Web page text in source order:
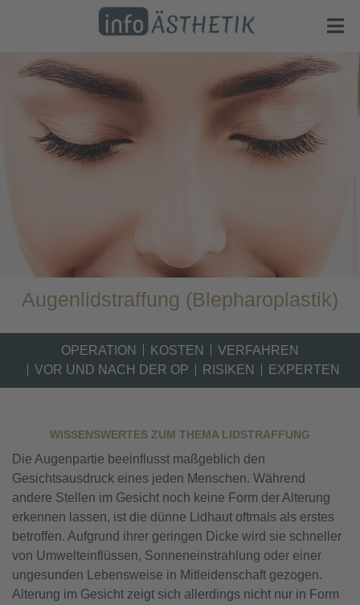
Augenlidstraffung (Blepharoplastik)
OPERATION KOSTEN
VERFAHREN
VOR UND NACH DER OP
RISIKEN EXPERTEN
WISSENSWERTES ZUM THEMA LIDSTRAFFUNG
Die Augenpartie beeinflusst maßgeblich den
Gesichtsausdruck eines jeden Menschen. Während
andere Stellen im Gesicht noch keine Form der Alterung
erkennen lassen, ist die dünne Lidhaut oftmals als erstes
betroffen. Aufgrund ihrer geringen Dicke wird sie schneller
von Umwelteinflüssen, Sonneneinstrahlung oder einer
ungesunden Lebensweise in Mitleidenschaft gezogen.
Alterung im Gesicht zeigt sich allerdings nicht nur in Form